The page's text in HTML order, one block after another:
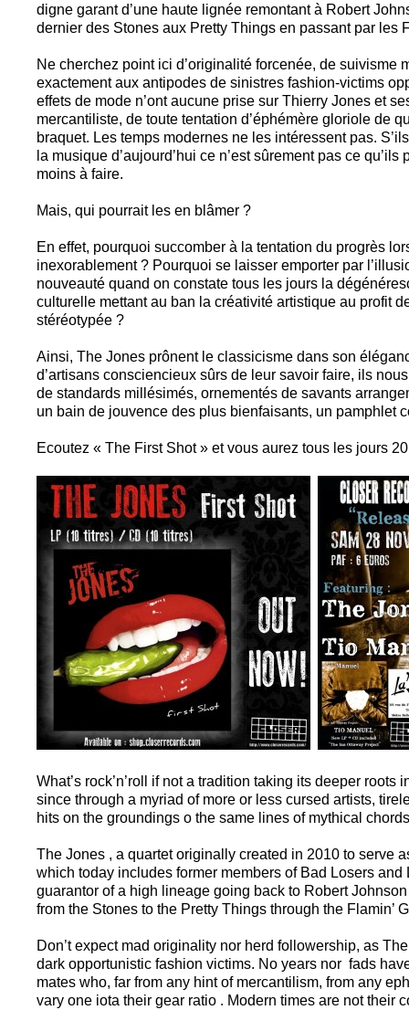
digne garant d’une haute lignée remontant à Robert
dernier des Stones aux Pretty Things en passant par les
Ne cherchez point ici d’originalité forcenée, de suivisme
exactement aux antipodes de sinistres fashion-victims
effets de mode n’ont aucune prise sur Thierry Jones et
mercantiliste, de toute tentation d’éphémère gloriole de
braquet. Les temps modernes ne les intéressent pas.
la musique d’aujourd’hui ce n’est sûrement pas ce
moins à faire.
Mais, qui pourrait les en blâmer ?
En effet, pourquoi succomber à la tentation du progrès
inexorablement ? Pourquoi se laisser emporter par
nouveauté quand on constate tous les jours la
culturelle mettant au ban la créativité artistique au profit
stéréotypée ?
Ainsi, The Jones prônent le classicisme dans son
d’artisans consciencieux sûrs de leur savoir faire, ils
de standards millésimés, ornementés de savants
un bain de jouvence des plus bienfaisants, un pamphlet
Ecoutez « The First Shot » et vous aurez tous les jours
What’s rock’n’roll if not a tradition taking its deeper
since through a myriad of more or less cursed artists,
hits on the groundings o the same lines of mythical
The Jones , a quartet originally created in 2010 to serve
which today includes former members of Bad Losers
guarantor of a high lineage going back to Robert
from the Stones to the Pretty Things through the Flamin’
Don’t expect mad originality nor herd followership, as
dark opportunistic fashion victims. No years nor fads
mates who, far from any hint of mercantilism, from any
vary one iota their gear ratio . Modern times are not their